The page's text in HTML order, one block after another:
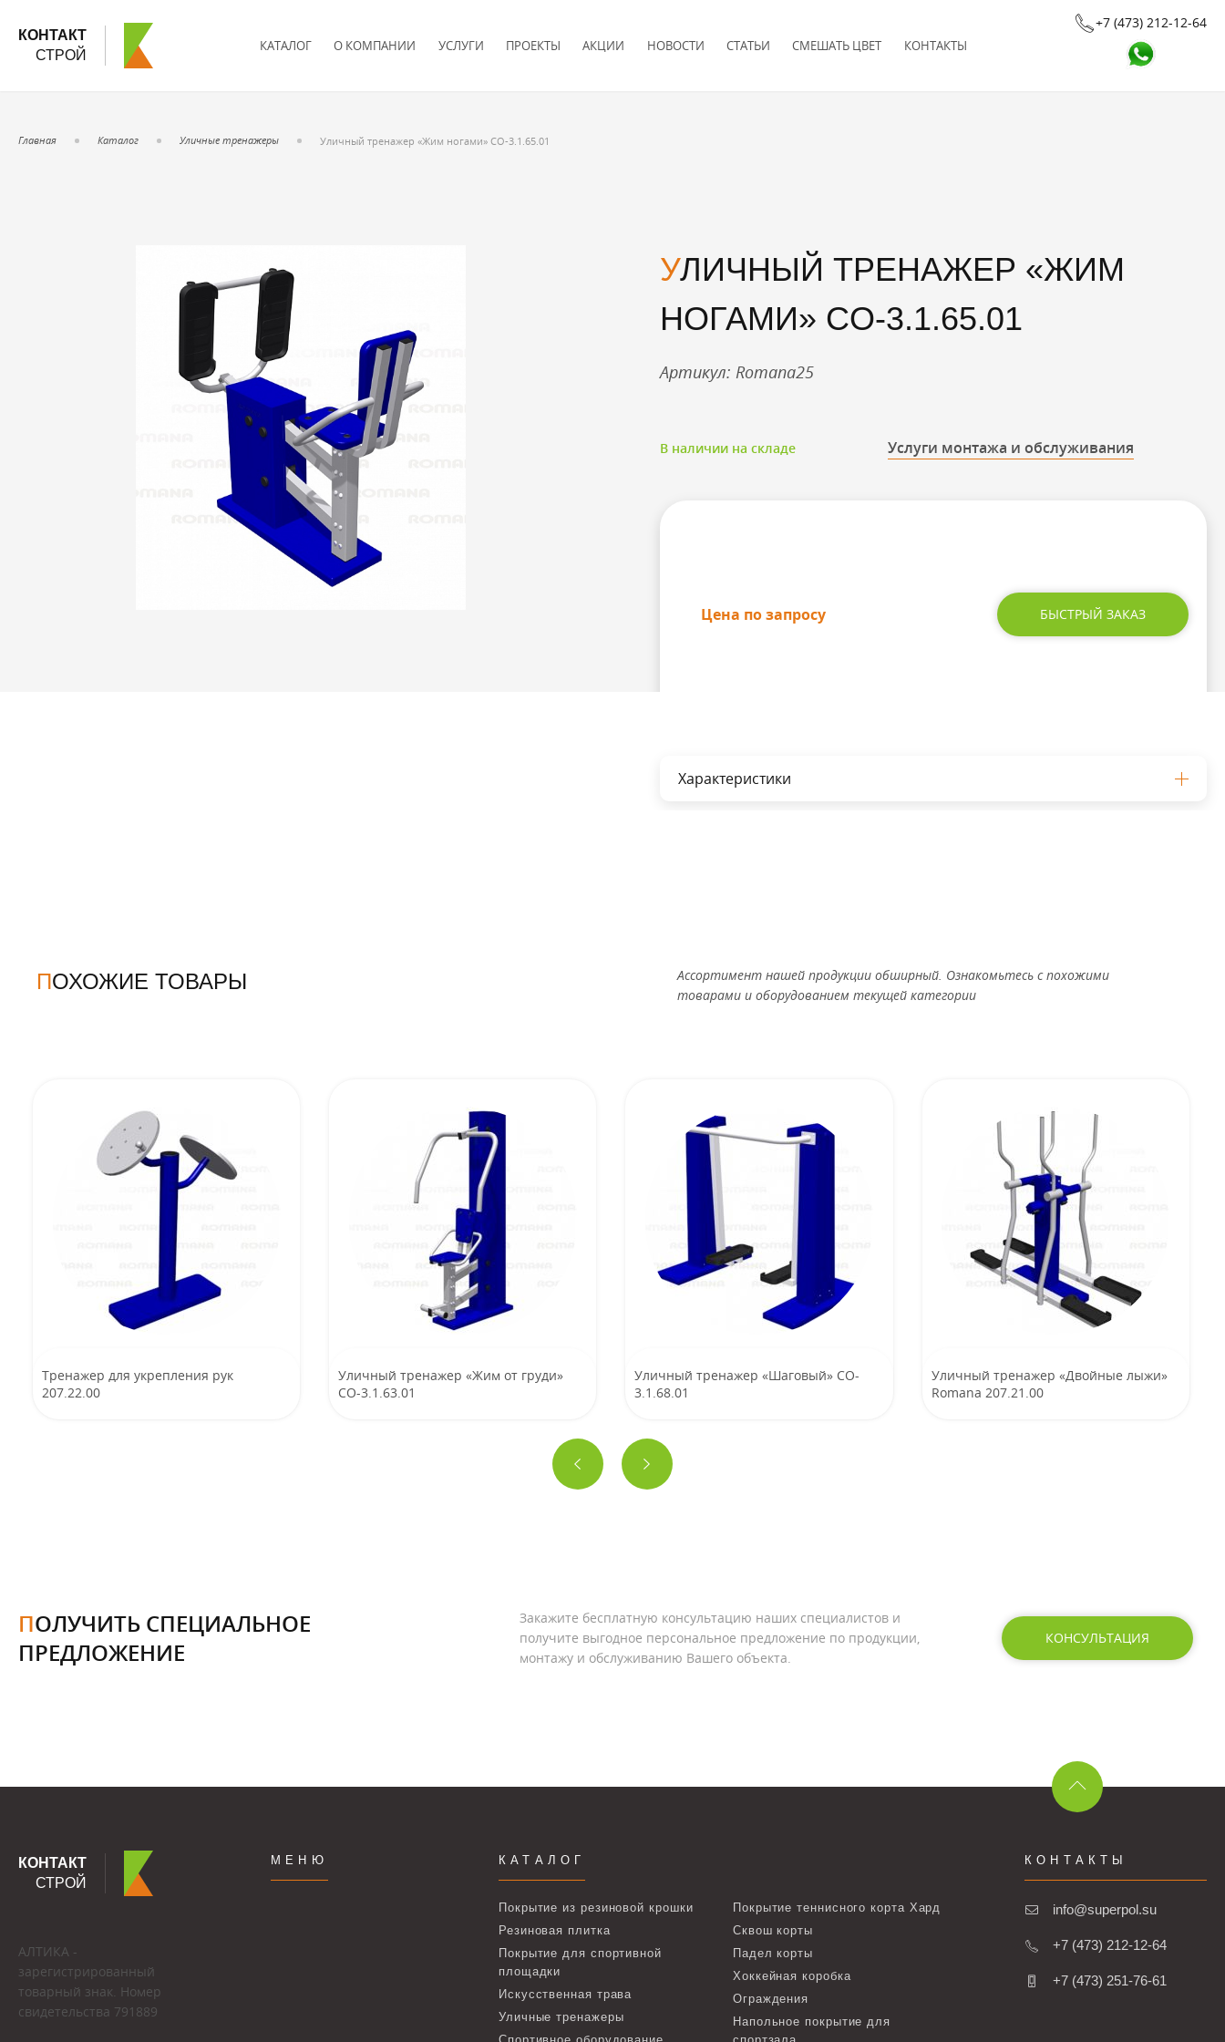
КОНТАКТ
СТРОЙ
КАТАЛОГ О КОМПАНИИ УСЛУГИ ПРОЕКТЫ АКЦИИ НОВОСТИ СТАТЬИ СМЕШАТЬ ЦВЕТ КОНТАКТЫ
+7 (473) 212-12-64
Главная Каталог Уличные тренажеры Уличный тренажер «Жим ногами» CO-3.1.65.01
УЛИЧНЫЙ ТРЕНАЖЕР «ЖИМ
НОГАМИ» CO-3.1.65.01
Артикул: Romana25
В наличии на складе Услуги монтажа и обслуживания
Цена по запросу БЫСТРЫЙ ЗАКАЗ
Характеристики
ПОХОЖИЕ ТОВАРЫ
Ассортимент нашей продукции обширный. Ознакомьтесь с похожими
товарами и оборудованием текущей категории
Тренажер для укрепления рук
207.22.00
Уличный тренажер «Жим от груди»
CO-3.1.63.01
Уличный тренажер «Шаговый» CO-
3.1.68.01
Уличный тренажер «Двойные лыжи»
Romana 207.21.00
ПОЛУЧИТЬ СПЕЦИАЛЬНОЕ
ПРЕДЛОЖЕНИЕ
Закажите бесплатную консультацию наших специалистов и
получите выгодное персональное предложение по продукции,
монтажу и обслуживанию Вашего объекта.
КОНСУЛЬТАЦИЯ
КОНТАКТ
СТРОЙ
АЛТИКА -
зарегистрированный
товарный знак. Номер
свидетельства 791889
МЕНЮ КАТАЛОГ
Покрытие из резиновой крошки
Резиновая плитка
Покрытие для спортивной
площадки
Искусственная трава
Уличные тренажеры
Покрытие теннисного корта Хард
Сквош корты
Падел корты
Хоккейная коробка
Ограждения
Напольное покрытие для
КОНТАКТЫ
info@superpol.su
+7 (473) 212-12-64
+7 (473) 251-76-61